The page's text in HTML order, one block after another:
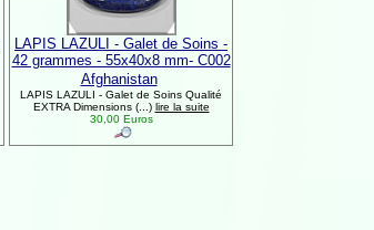
LAPIS LAZULI - Galet de Soins -
42 grammes - 55x40x8 mm- C002
Afghanistan
LAPIS LAZULI - Galet de Soins Qualité
EXTRA Dimensions (...) lire la suite
30,00 Euros